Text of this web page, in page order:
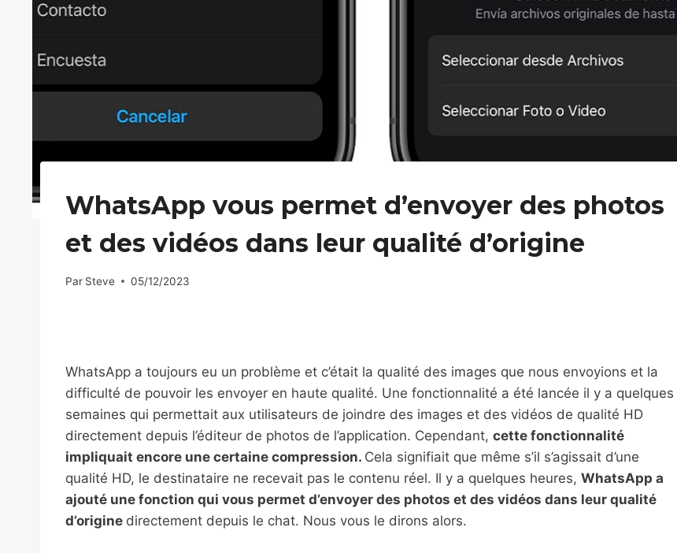
WhatsApp vous permet d’envoyer des photos
et des vidéos dans leur qualité d’origine
Par Steve 05/12/2023
WhatsApp a toujours eu un problème et c’était la qualité des images que nous envoyions et la
difficulté de pouvoir les envoyer en haute qualité. Une fonctionnalité a été lancée il y a quelques
semaines qui permettait aux utilisateurs de joindre des images et des vidéos de qualité HD
directement depuis l’éditeur de photos de l’application. Cependant, cette fonctionnalité
impliquait encore une certaine compression. Cela signifiait que même s’il s’agissait d’une
qualité HD, le destinataire ne recevait pas le contenu réel. Il y a quelques heures, WhatsApp a
ajouté une fonction qui vous permet d’envoyer des photos et des vidéos dans leur qualité
d’origine directement depuis le chat. Nous vous le dirons alors.